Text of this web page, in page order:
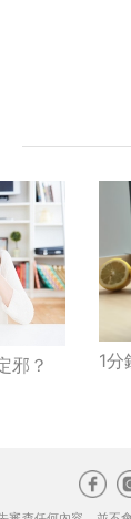
邪？ 1